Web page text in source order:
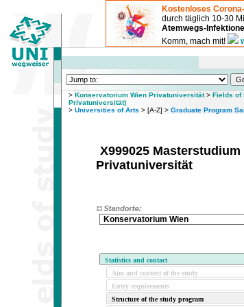
Kostenloses
durch täglich 10-30
Atemwegs-
Komm, mach mit!
> Konservatorium Wien Privatuniversität> Fields of
Privatuniversität)
> Universities of Arts > [A-Z] > Graduate Program
X999025
Privatuniversität
Konservatorium Wien
Statistics and contact
Aim and content of the study
Entry requirements
Structure of the study program